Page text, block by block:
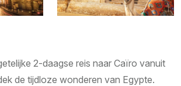
2-daagse reis naar Caïro vanuit
de tijdloze wonderen van Egypte.